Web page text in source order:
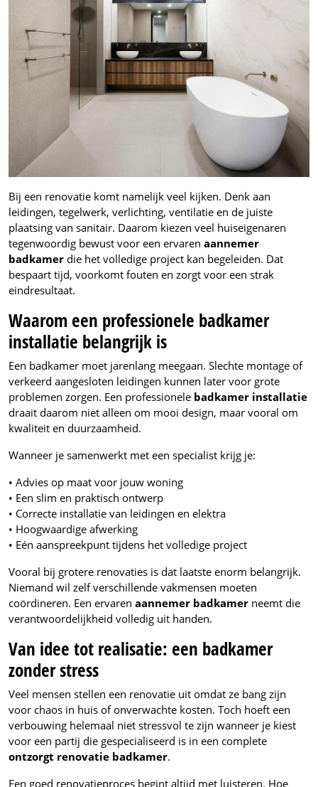
Bij een renovatie komt namelijk veel kijken. Denk aan
leidingen, tegelwerk, verlichting, ventilatie en de juiste
plaatsing van sanitair. Daarom kiezen veel huiseigenaren
tegenwoordig bewust voor een ervaren aannemer
badkamer die het volledige project kan begeleiden. Dat
bespaart tijd, voorkomt fouten en zorgt voor een strak
eindresultaat.
Waarom een professionele badkamer
installatie belangrijk is
Een badkamer moet jarenlang meegaan. Slechte montage of
verkeerd aangesloten leidingen kunnen later voor grote
problemen zorgen. Een professionele badkamer installatie
draait daarom niet alleen om mooi design, maar vooral om
kwaliteit en duurzaamheid.
Wanneer je samenwerkt met een specialist krijg je:
• Advies op maat voor jouw woning
• Een slim en praktisch ontwerp
• Correcte installatie van leidingen en elektra
• Hoogwaardige afwerking
• Eén aanspreekpunt tijdens het volledige project
Vooral bij grotere renovaties is dat laatste enorm belangrijk.
Niemand wil zelf verschillende vakmensen moeten
coördineren. Een ervaren aannemer badkamer neemt die
verantwoordelijkheid volledig uit handen.
Van idee tot realisatie: een badkamer
zonder stress
Veel mensen stellen een renovatie uit omdat ze bang zijn
voor chaos in huis of onverwachte kosten. Toch hoeft een
verbouwing helemaal niet stressvol te zijn wanneer je kiest
voor een partij die gespecialiseerd is in een complete
ontzorgt renovatie badkamer.
Een goed renovatieproces begint altijd met luisteren. Hoe